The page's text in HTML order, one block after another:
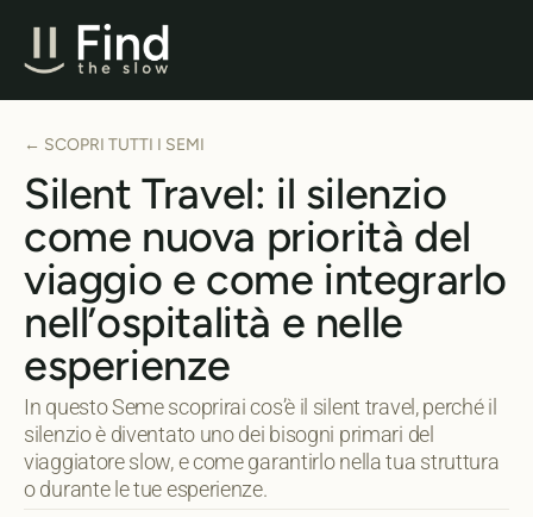
← SCOPRI TUTTI I SEMI
Silent Travel: il silenzio
come nuova priorità del
viaggio e come integrarlo
nell’ospitalità e nelle
esperienze
In questo Seme scoprirai cos’è il silent travel, perché il
silenzio è diventato uno dei bisogni primari del
viaggiatore slow, e come garantirlo nella tua struttura
o durante le tue esperienze.